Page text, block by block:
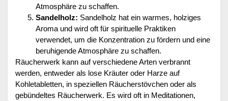
Atmosphäre zu schaffen.
Sandelholz: Sandelholz hat ein warmes, holziges
Aroma und wird oft für spirituelle Praktiken
verwendet, um die Konzentration zu fördern und eine
beruhigende Atmosphäre zu schaffen.
Räucherwerk kann auf verschiedene Arten verbrannt
werden, entweder als lose Kräuter oder Harze auf
Kohletabletten, in speziellen Räucherstövchen oder als
gebündeltes Räucherwerk. Es wird oft in Meditationen,